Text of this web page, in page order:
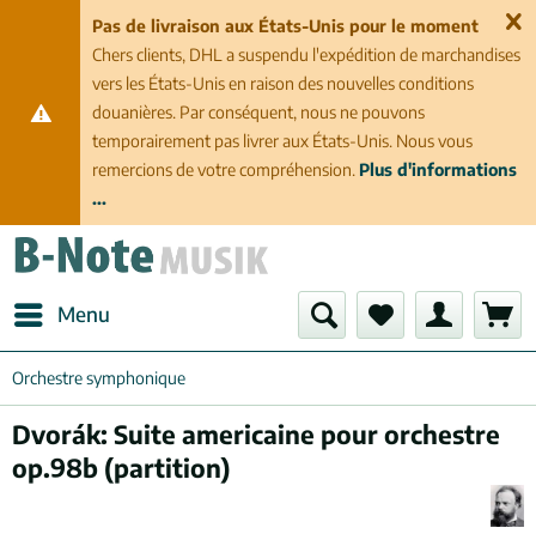
Pas de livraison aux États-Unis pour le moment
Chers clients, DHL a suspendu l'expédition de marchandises
vers les États-Unis en raison des nouvelles conditions
douanières. Par conséquent, nous ne pouvons
temporairement pas livrer aux États-Unis. Nous vous
remercions de votre compréhension. Plus d'informations
...
Menu
Orchestre symphonique
Dvorák: Suite americaine pour orchestre
op.98b (partition)